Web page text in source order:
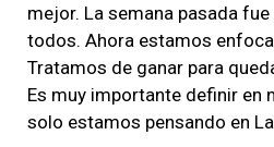
mejor. La semana pasada
todos. Ahora estamos
Tratamos de ganar para
Es muy importante definir en
solo estamos pensando en